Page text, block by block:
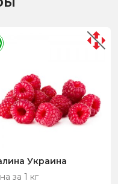
Украина
за 1 кг